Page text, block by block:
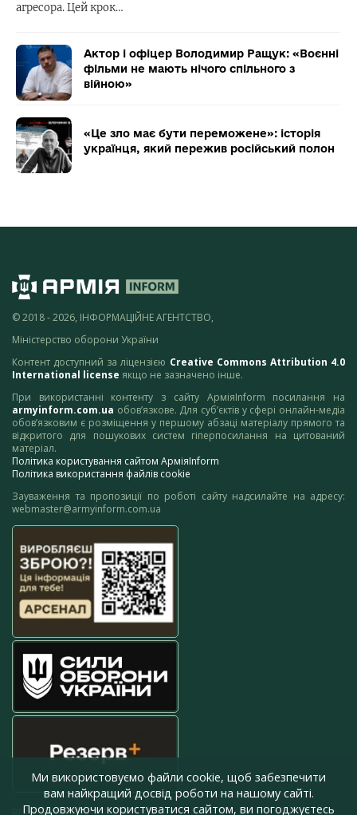
агресора. Цей крок…
Актор і офіцер Володимир Ращук: «Воєнні
фільми не мають нічого спільного з
війною»
«Це зло має бути переможене»: історія
українця, який пережив російський полон
© 2018 - 2026, ІНФОРМАЦІЙНЕ АГЕНТСТВО,
Міністерство оборони України
Контент доступний за ліцензією Creative Commons Attribution 4.0
International license якщо не зазначено інше.
При використанні контенту з сайту АрміяInform посилання на
armyinform.com.ua обов’язкове. Для суб’єктів у сфері онлайн-медіа
обов’язковим є розміщення у першому абзаці матеріалу прямого та
відкритого для пошукових систем гіперпосилання на цитований
матеріал.
Політика користування сайтом АрміяInform
Політика використання файлів cookie
Зауваження та пропозиції по роботі сайту надсилайте на адресу:
webmaster@armyinform.com.ua
press@armyinform.com.ua
Ми використовуємо файли cookie, щоб забезпечити
вам найкращий досвід роботи на нашому сайті.
Продовжуючи користуватися сайтом, ви погоджуєтесь